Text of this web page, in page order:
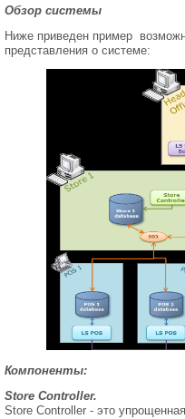
Обзор системы
Ниже приведен пример
представления о системе:
Компоненты:
Store Controller.
Store Controller - это